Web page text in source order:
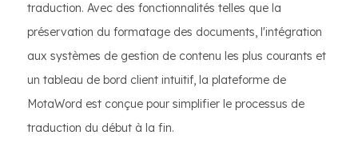
traduction. Avec des fonctionnalités telles que la
préservation du formatage des documents, l'intégration
aux systèmes de gestion de contenu les plus courants et
un tableau de bord client intuitif, la plateforme de
MotaWord est conçue pour simplifier le processus de
traduction du début à la fin.